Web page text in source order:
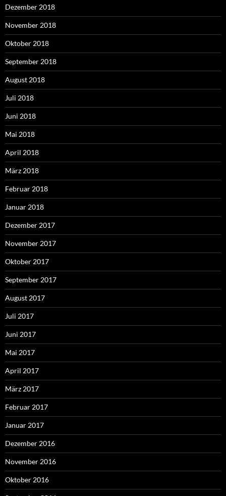
Dezember 2018
November 2018
Oktober 2018
September 2018
August 2018
Juli 2018
Juni 2018
Mai 2018
April 2018
März 2018
Februar 2018
Januar 2018
Dezember 2017
November 2017
Oktober 2017
September 2017
August 2017
Juli 2017
Juni 2017
Mai 2017
April 2017
März 2017
Februar 2017
Januar 2017
Dezember 2016
November 2016
Oktober 2016